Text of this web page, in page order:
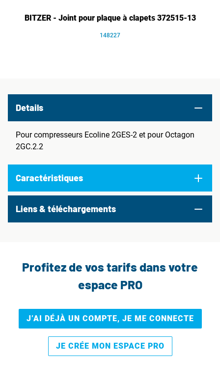
BITZER - Joint pour plaque à clapets 372515-13
148227
Details
Pour compresseurs Ecoline 2GES-2 et pour Octagon
2GC.2.2
Caractéristiques
Liens & téléchargements
Profitez de vos tarifs dans votre
espace PRO
J’AI DÉJÀ UN COMPTE, JE ME CONNECTE
JE CRÉE MON ESPACE PRO